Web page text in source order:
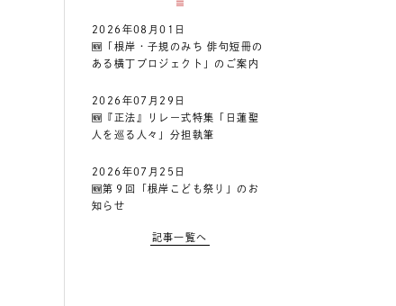
2026年08月01日
🆕「根岸・子規のみち 俳句短冊の
ある横丁プロジェクト」のご案内
2026年07月29日
🆕『正法』リレー式特集「日蓮聖
人を巡る人々」分担執筆
2026年07月25日
🆕第９回「根岸こども祭り」のお
知らせ
記事一覧へ